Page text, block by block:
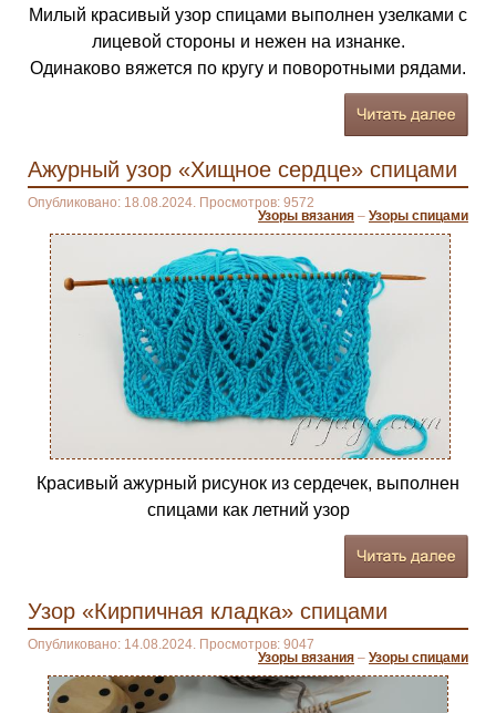
Милый красивый узор спицами выполнен узелками с
лицевой стороны и нежен на изнанке.
Одинаково вяжется по кругу и поворотными рядами.
Ажурный узор «Хищное сердце» спицами
Опубликовано: 18.08.2024. Просмотров: 9572
Узоры вязания – Узоры спицами
Красивый ажурный рисунок из сердечек, выполнен
спицами как летний узор
Узор «Кирпичная кладка» спицами
Опубликовано: 14.08.2024. Просмотров: 9047
Узоры вязания – Узоры спицами